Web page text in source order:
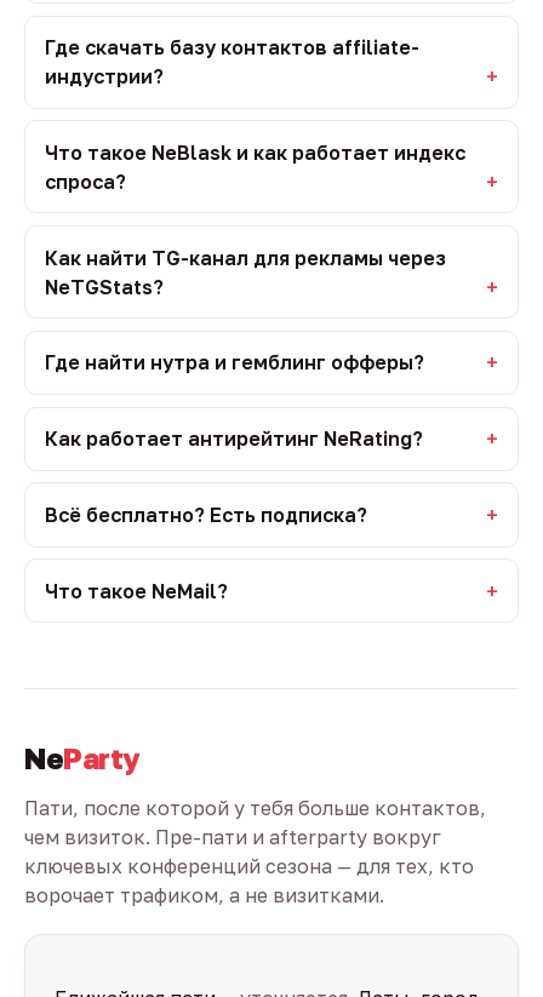
Где скачать базу контактов affiliate-
индустрии?
Что такое NeBlask и как работает индекс
спроса?
Как найти TG-канал для рекламы через
NeTGStats?
Где найти нутра и гемблинг офферы?
Как работает антирейтинг NeRating?
Всё бесплатно? Есть подписка?
Что такое NeMail?
NeParty
Пати, после которой у тебя больше контактов,
чем визиток. Пре-пати и afterparty вокруг
ключевых конференций сезона — для тех, кто
ворочает трафиком, а не визитками.